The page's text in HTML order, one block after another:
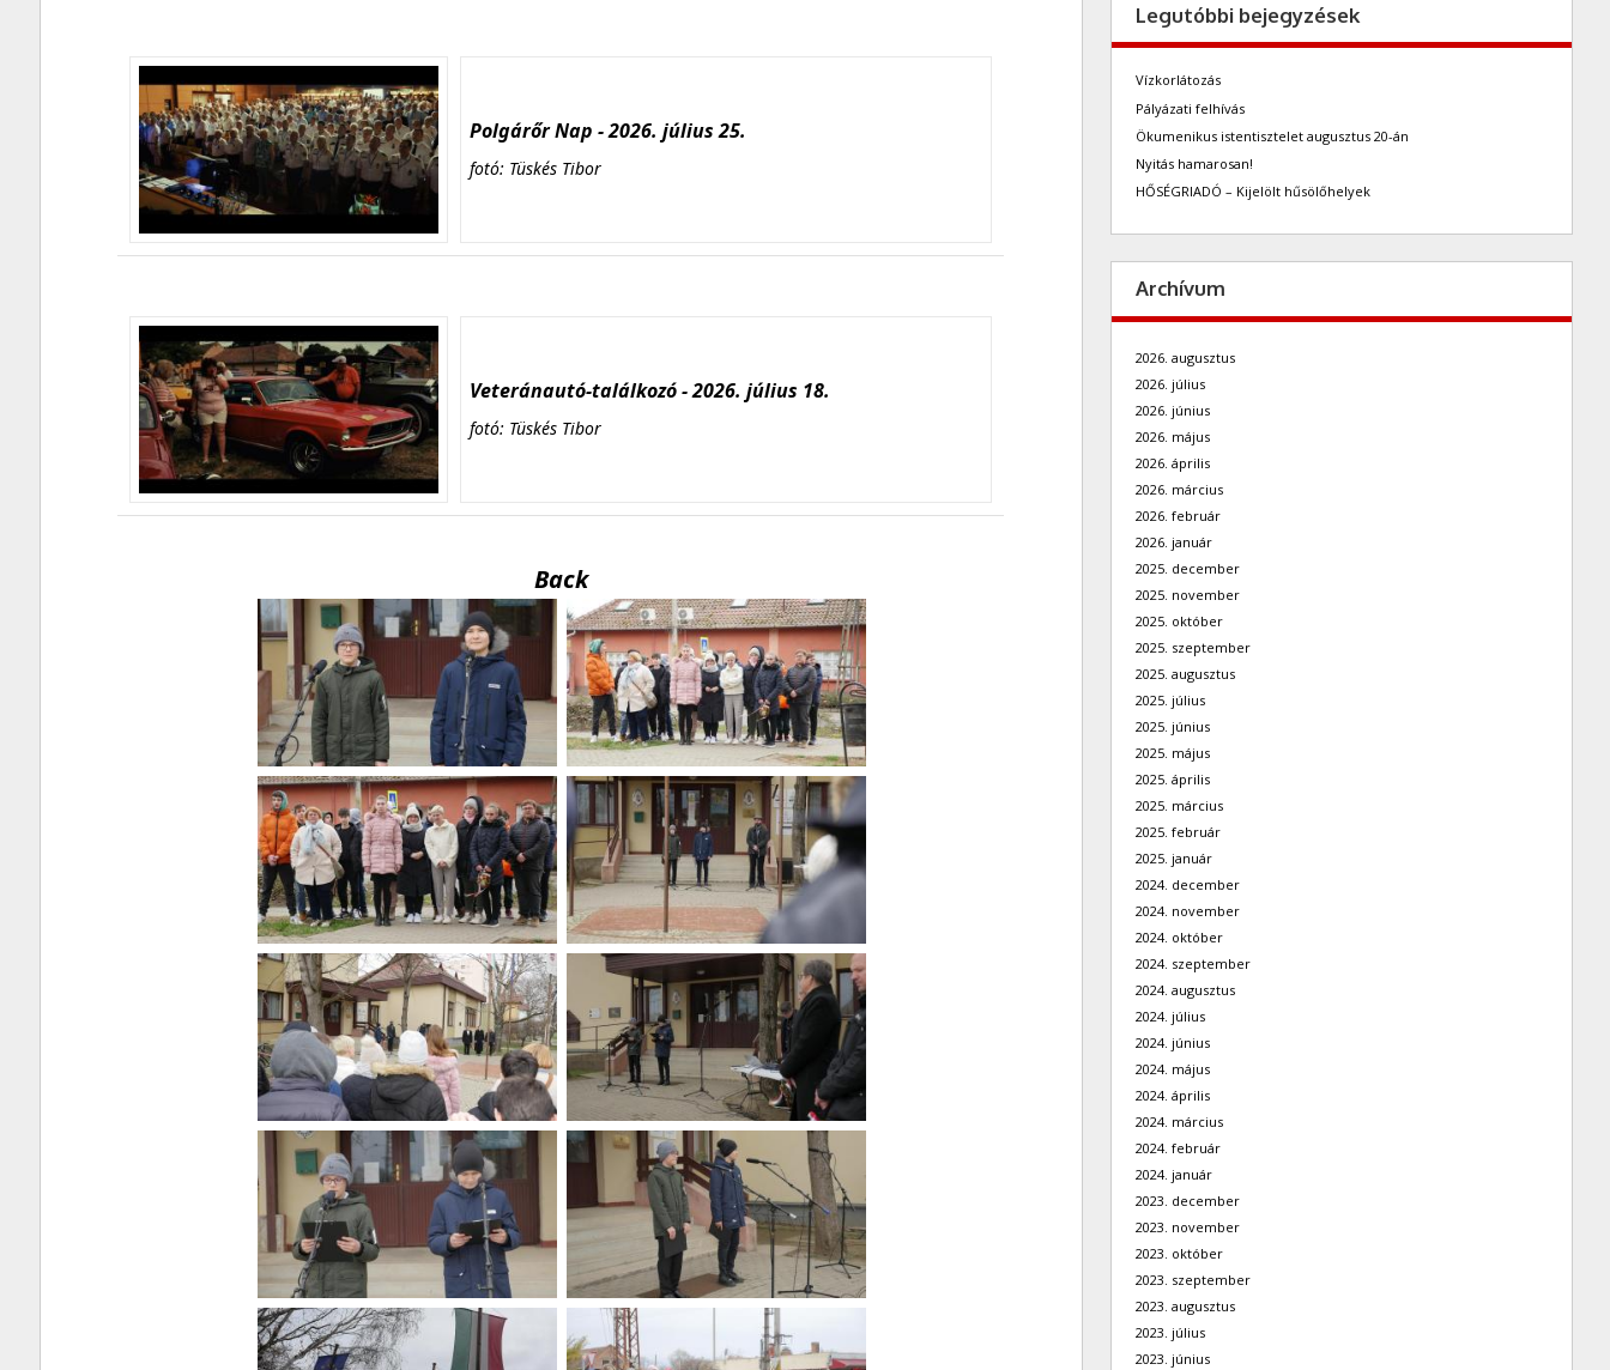
Polgárőr Nap - 2026. július 25.
fotó: Tüskés Tibor
Veteránautó-találkozó - 2026. július 18.
fotó: Tüskés Tibor
Back
Legutóbbi bejegyzések
Vízkorlátozás
Pályázati felhívás
Ökumenikus istentisztelet augusztus 20-án
Nyitás hamarosan!
HŐSÉGRIADÓ – Kijelölt hűsölőhelyek
Archívum
2026. augusztus
2026. július
2026. június
2026. május
2026. április
2026. március
2026. február
2026. január
2025. december
2025. november
2025. október
2025. szeptember
2025. augusztus
2025. július
2025. június
2025. május
2025. április
2025. március
2025. február
2025. január
2024. december
2024. november
2024. október
2024. szeptember
2024. augusztus
2024. július
2024. június
2024. május
2024. április
2024. március
2024. február
2024. január
2023. december
2023. november
2023. október
2023. szeptember
2023. augusztus
2023. július
2023. június